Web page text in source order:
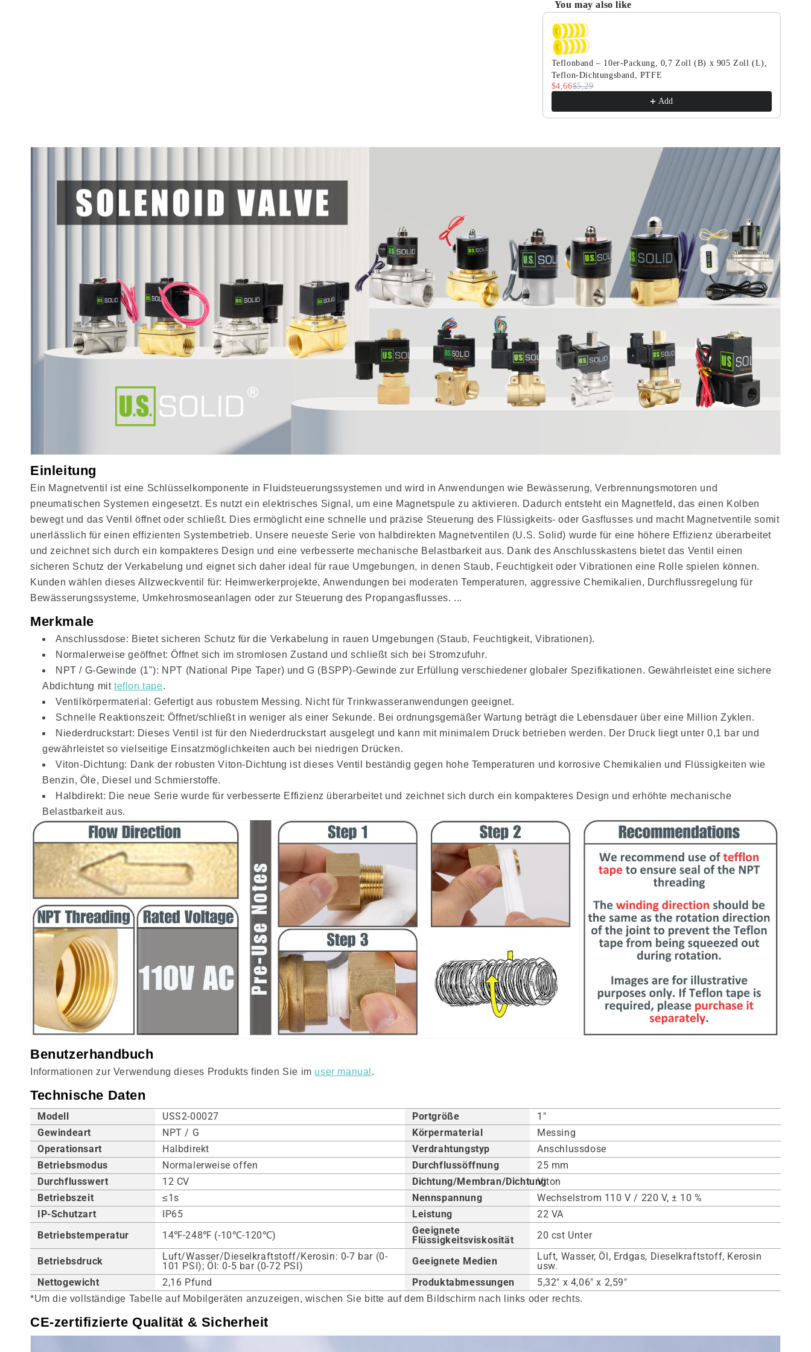
VITON-
VITON-
You may also like
Use the Previous and Next buttons to navigate through
Teflonband – 10er-Packung, 0,7 Zoll (B) x 905 Zoll (L),
Teflon-Dichtungsband, PTFE
$4,66$5,29
Add
Einleitung
Ein Magnetventil ist eine Schlüsselkomponente in Fluidsteuerungssystemen und wird in Anwendungen wie Bewässerung, Verbrennungsmotoren und
pneumatischen Systemen eingesetzt. Es nutzt ein elektrisches Signal, um eine Magnetspule zu aktivieren. Dadurch entsteht ein Magnetfeld, das einen Kolben
bewegt und das Ventil öffnet oder schließt. Dies ermöglicht eine schnelle und präzise Steuerung des Flüssigkeits- oder Gasflusses und macht Magnetventile somit
unerlässlich für einen effizienten Systembetrieb. Unsere neueste Serie von halbdirekten Magnetventilen (U.S. Solid) wurde für eine höhere Effizienz überarbeitet
und zeichnet sich durch ein kompakteres Design und eine verbesserte mechanische Belastbarkeit aus. Dank des Anschlusskastens bietet das Ventil einen
sicheren Schutz der Verkabelung und eignet sich daher ideal für raue Umgebungen, in denen Staub, Feuchtigkeit oder Vibrationen eine Rolle spielen können.
Kunden wählen dieses Allzweckventil für: Heimwerkerprojekte, Anwendungen bei moderaten Temperaturen, aggressive Chemikalien, Durchflussregelung für
Bewässerungssysteme, Umkehrosmoseanlagen oder zur Steuerung des Propangasflusses. ...
Merkmale
Anschlussdose: Bietet sicheren Schutz für die Verkabelung in rauen Umgebungen (Staub, Feuchtigkeit, Vibrationen).
Normalerweise geöffnet: Öffnet sich im stromlosen Zustand und schließt sich bei Stromzufuhr.
NPT / ​​G-Gewinde (1"): NPT (National Pipe Taper) und G (BSPP)-Gewinde zur Erfüllung verschiedener globaler Spezifikationen. Gewährleistet eine sichere
Abdichtung mit teflon tape.
Ventilkörpermaterial: Gefertigt aus robustem Messing. Nicht für Trinkwasseranwendungen geeignet.
Schnelle Reaktionszeit: Öffnet/schließt in weniger als einer Sekunde. Bei ordnungsgemäßer Wartung beträgt die Lebensdauer über eine Million Zyklen.
Niederdruckstart: Dieses Ventil ist für den Niederdruckstart ausgelegt und kann mit minimalem Druck betrieben werden. Der Druck liegt unter 0,1 bar und
gewährleistet so vielseitige Einsatzmöglichkeiten auch bei niedrigen Drücken.
Viton-Dichtung: Dank der robusten Viton-Dichtung ist dieses Ventil beständig gegen hohe Temperaturen und korrosive Chemikalien und Flüssigkeiten wie
Benzin, Öle, Diesel und Schmierstoffe.
Halbdirekt: Die neue Serie wurde für verbesserte Effizienz überarbeitet und zeichnet sich durch ein kompakteres Design und erhöhte mechanische
Belastbarkeit aus.
Benutzerhandbuch
Informationen zur Verwendung dieses Produkts finden Sie im user manual .
Technische Daten
Modell USS2-00027 Portgröße
1"
Gewindeart
NPT / G Körpermaterial
Messing
Operationsart
Halbdirekt Verdrahtungstyp
Anschlussdose
Betriebsmodus
Normalerweise offen Durchflussöffnung
25 mm
Durchflusswert
12 CV Dichtung/Membran/DichtungViton
Betriebszeit
≤1s Nennspannung
Wechselstrom 110 V / 220 V, ± 10 %
IP-Schutzart
IP65 Leistung
22 VA
Betriebstemperatur
14℉-248℉ (-10℃-120℃)
Geeignete
Flüssigkeitsviskosität
20 cst Unter
Betriebsdruck
Luft/Wasser/Dieselkraftstoff/Kerosin: 0-7 bar (0-
101 PSI); Öl: 0-5 bar (0-72 PSI)
Geeignete Medien
Luft, Wasser, Öl, Erdgas, Dieselkraftstoff, Kerosin
usw.
Nettogewicht
2,16 Pfund Produktabmessungen 5,32" x 4,06" x 2,59"
*Um die vollständige Tabelle auf Mobilgeräten anzuzeigen, wischen Sie bitte auf dem Bildschirm nach links oder rechts.
CE-zertifizierte Qualität & Sicherheit